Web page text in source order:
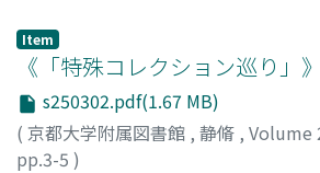
Item
《「特殊コレクション巡り」
s250302.pdf(1.67 MB)
( 京都大学附属図書館 , 静脩 , Volume
pp.3-5 )